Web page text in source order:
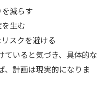
減らす
生む
スクを避ける
ていると気づき、具体的な
、計画は現実的になりま